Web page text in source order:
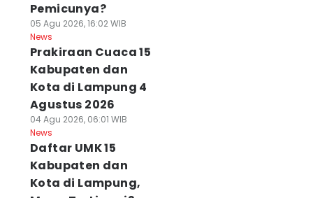
Pemicunya?
05 Agu 2026, 16:02 WIB
News
Prakiraan Cuaca 15
Kabupaten dan
Kota di Lampung 4
Agustus 2026
04 Agu 2026, 06:01 WIB
News
Daftar UMK 15
Kabupaten dan
Kota di Lampung,